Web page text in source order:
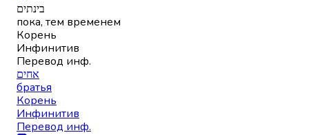
בינתים
пока, тем временем
Корень
Инфинитив
Перевод инф.
אחים
братья
Корень
Инфинитив
Перевод инф.